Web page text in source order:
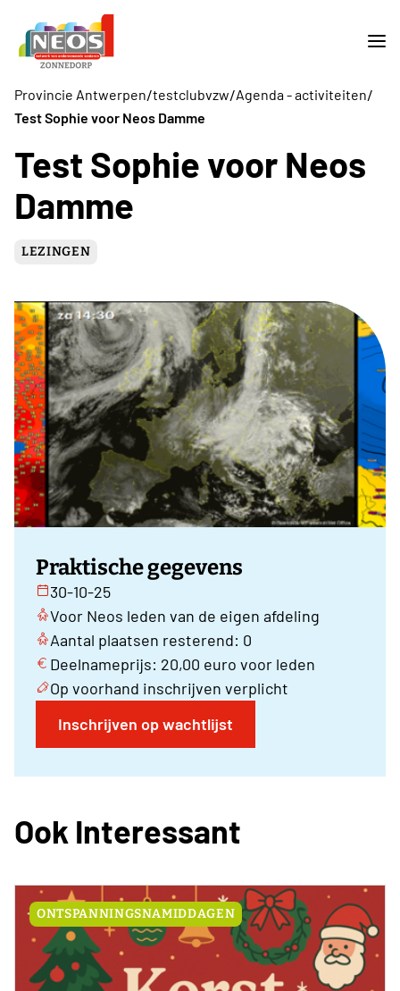
Provincie Antwerpen/testclubvzw/Agenda - activiteiten/
Test Sophie voor Neos Damme
Test Sophie voor Neos
Damme
LEZINGEN
Praktische gegevens
30-10-25
Voor Neos leden van de eigen afdeling
Aantal plaatsen resterend: 0
Deelnameprijs: 20,00 euro voor leden
Op voorhand inschrijven verplicht
Inschrijven op wachtlijst
Ook Interessant
ONTSPANNINGSNAMIDDAGEN